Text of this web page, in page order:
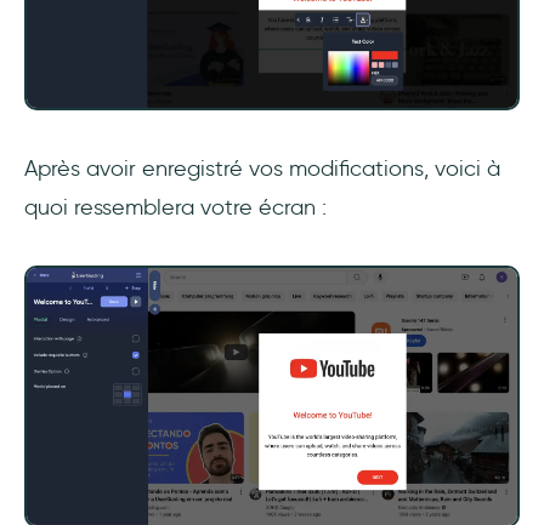
Après avoir enregistré vos modifications, voici à
quoi ressemblera votre écran :